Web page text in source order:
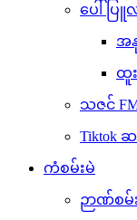
ပေါ်ပြူ
အ
ထူး
သဇင် FM
Tiktok
ကံစမ်းမဲ
ဉာဏ်စမ်